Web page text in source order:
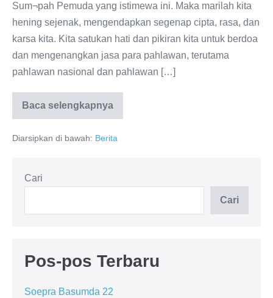
Sum¬pah Pemuda yang istimewa ini. Maka marilah kita
hening sejenak, mengendapkan segenap cipta, rasa, dan
karsa kita. Kita satukan hati dan pikiran kita untuk berdoa
dan mengenangkan jasa para pahlawan, terutama
pahlawan nasional dan pahlawan […]
Baca selengkapnya
Artikel
Diarsipkan di bawah: Berita
Cari
Cari
Pos-pos Terbaru
Soepra Basumda 22